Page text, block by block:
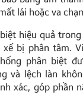
lái hoặc va
hiệu quả
xế bị phân tâm.
phân biệt
và lệch làn
xác, góp phần